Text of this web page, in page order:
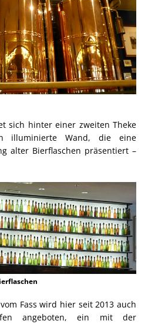
sich hinter einer zweiten Theke
illuminierte Wand, die eine
alter Bierflaschen präsentiert –
Fass wird hier seit 2013 auch
angeboten, ein mit der